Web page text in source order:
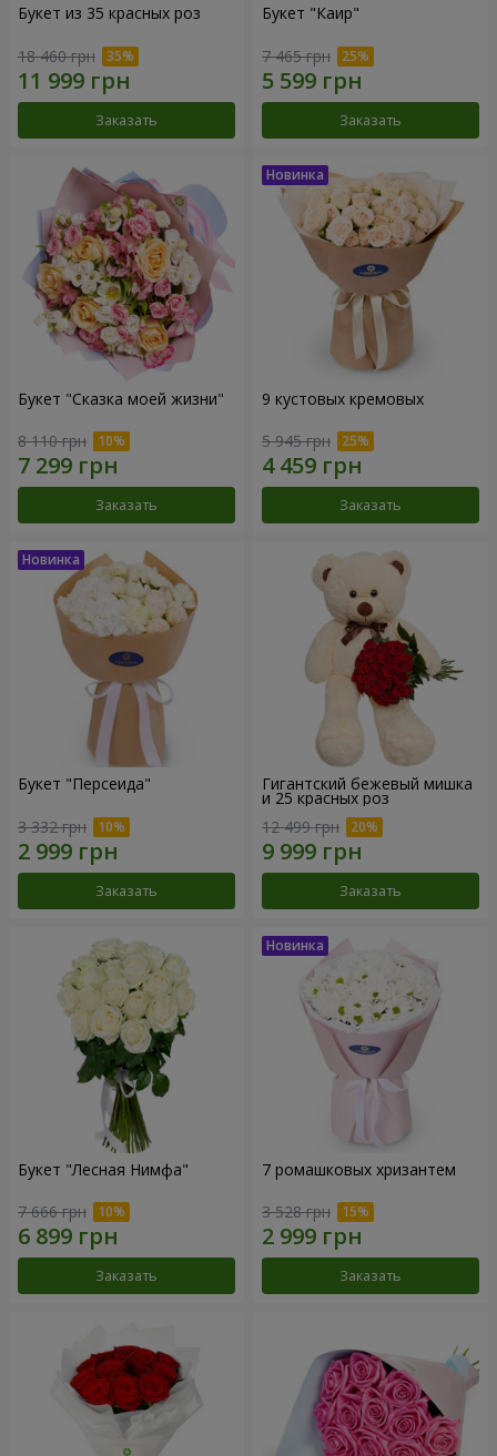
Букет из 35 красных роз
18 460 грн
Заказать
Букет "Каир"
7 465 грн
Заказать
Букет "Сказка моей жизни"
8 110 грн
Заказать
9 кустовых кремовых
5 945 грн
Заказать
Букет "Персеида"
3 332 грн
Заказать
Гигантский бежевый мишка
и 25 красных роз
12 499 грн
Заказать
Букет "Лесная Нимфа"
7 666 грн
Заказать
7 ромашковых хризантем
3 528 грн
Заказать